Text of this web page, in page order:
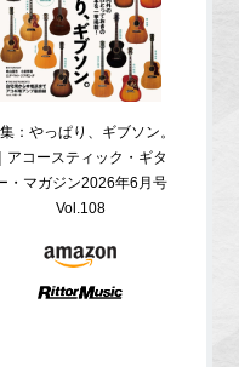
：やっぱり、ギブソン。
｜アコースティック・ギタ
・マガジン2026年6月号
Vol.108